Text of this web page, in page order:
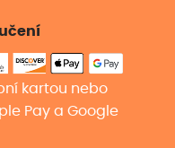
kartou nebo
Pay a Google